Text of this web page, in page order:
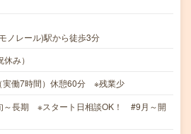
ノレール)駅から徒歩3分
み）
実働7時間）休憩60分 ※残業少
～長期 ※スタート日相談OK！ #9月～開